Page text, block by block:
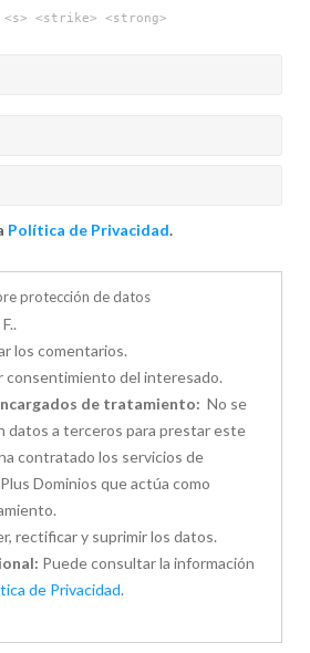
<strike> <strong>
Política de Privacidad.
protección de datos
los comentarios.
consentimiento del interesado.
de tratamiento: No se
datos a terceros para prestar este
contratado los servicios de
Dominios que actúa como
rectificar y suprimir los datos.
Puede consultar la información
de Privacidad.